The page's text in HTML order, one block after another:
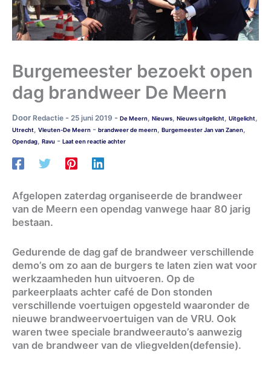
Burgemeester bezoekt open
dag brandweer De Meern
Door Redactie - 25 juni 2019 - De Meern, Nieuws, Nieuws uitgelicht, Uitgelicht,
Utrecht, Vleuten-De Meern - brandweer de meern, Burgemeester Jan van Zanen,
Opendag, Ravu - Laat een reactie achter
Afgelopen zaterdag organiseerde de brandweer
van de Meern een opendag vanwege haar 80 jarig
bestaan.
Gedurende de dag gaf de brandweer verschillende
demo’s om zo aan de burgers te laten zien wat voor
werkzaamheden hun uitvoeren. Op de
parkeerplaats achter café de Don stonden
verschillende voertuigen opgesteld waaronder de
nieuwe brandweervoertuigen van de VRU. Ook
waren twee speciale brandweerauto’s aanwezig
van de brandweer van de vliegvelden(defensie).